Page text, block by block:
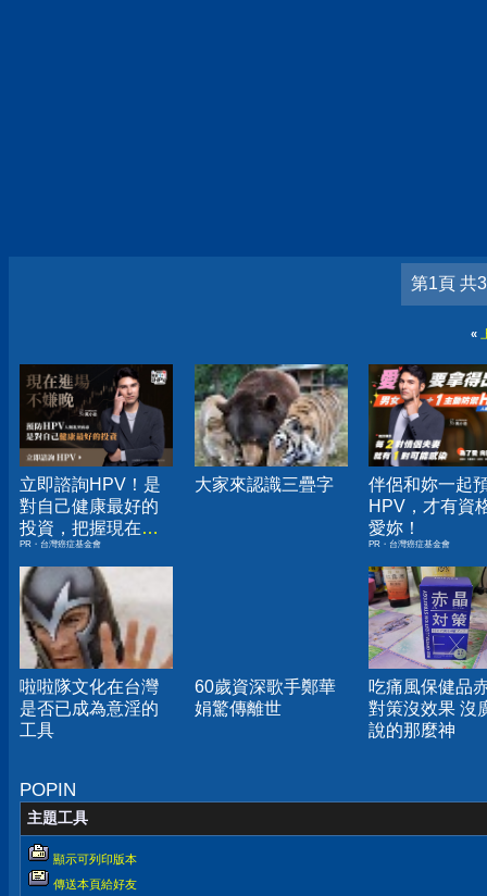
第1頁 共
«
立即諮詢HPV！是
對自己健康最好的
投資，把握現在不
嫌晚！
PR・台灣癌症基金會
大家來認識三疊字
伴侶和妳一起
HPV，才有資
愛妳！
PR・台灣癌症基金會
啦啦隊文化在台灣
是否已成為意淫的
工具
60歲資深歌手鄭華
娟驚傳離世
吃痛風保健品
對策沒效果 沒
說的那麼神
POPIN
主題工具
顯示可列印版本
傳送本頁給好友